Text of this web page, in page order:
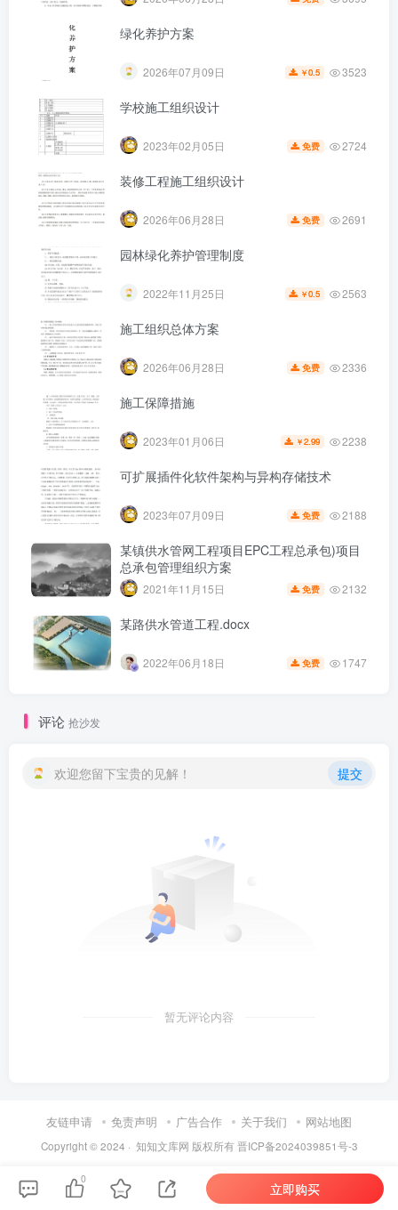
第5页 / 共15页
绿化养护方案
2026年07月09日 ￥0.5 3523
学校施工组织设计
2023年02月05日 免费 2724
装修工程施工组织设计
2026年06月28日 免费 2691
园林绿化养护管理制度
2022年11月25日 ￥0.5 2563
施工组织总体方案
2026年06月28日 免费 2336
施工保障措施
2023年01月06日 ￥2.99 2238
可扩展插件化软件架构与异构存储技术
2023年07月09日 免费 2188
某镇供水管网工程项目EPC工程总承包)项目
总承包管理组织方案
2021年11月15日 免费 2132
某路供水管道工程.docx
2022年06月18日 免费 1747
评论 抢沙发
欢迎您留下宝贵的见解！ 提交
暂无评论内容
友链申请 免责声明 广告合作 关于我们 网站地图
Copyright © 2024 · 知知文库网 版权所有晋ICP备2024039851号-3
0
立即购买